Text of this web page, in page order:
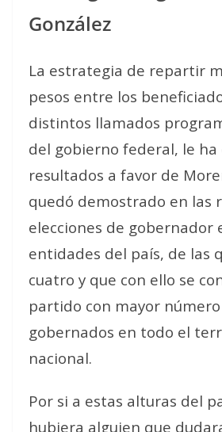
González
La estrategia de repartir
pesos entre los
distintos llamados
del gobierno federal, le ha
resultados a favor de
quedó demostrado en las
elecciones de gobernador
entidades del país, de las
cuatro y que con ello se
partido con mayor
gobernados en todo el
nacional.
Por si a estas alturas del
hubiera alguien que